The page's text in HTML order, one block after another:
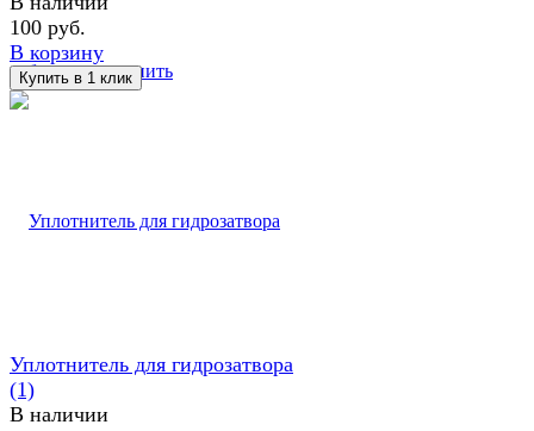
избранное сравнить
100 руб.
В корзину
Уплотнитель для гидрозатвора
(1)
В наличии